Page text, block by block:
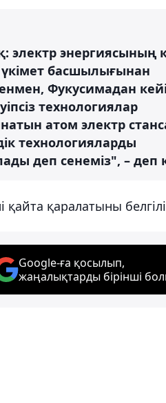
электр энергиясының
басшылығынан
Фукусимадан
технологиялар
атом электр
технологияларды
деп сенеміз", – деп
қаралатыны
Google-ға қосылып,
жаңалықтарды бірінші